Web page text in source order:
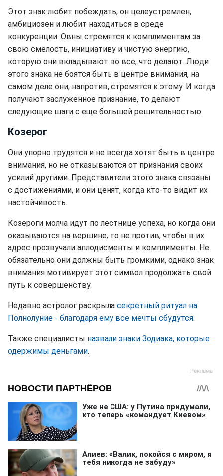
Этот знак любит побеждать, он целеустремлен,
амбициозен и любит находиться в среде
конкуренции. Овны стремятся к комплиментам за
свою смелость, инициативу и чистую энергию,
которую они вкладывают во все, что делают. Люди
этого знака не боятся быть в центре внимания, на
самом деле они, напротив, стремятся к этому. И когда
получают заслуженное признание, то делают
следующие шаги с еще большей решительностью.
Козерог
Они упорно трудятся и не всегда хотят быть в центре
внимания, но не отказываются от признания своих
усилий другими. Представители этого знака связаны
с достижениями, и они ценят, когда кто-то видит их
настойчивость.
Козероги молча идут по лестнице успеха, но когда они
оказываются на вершине, то не против, чтобы в их
адрес прозвучали аплодисменты и комплименты. Не
обязательно они должны быть громкими, однако знак
внимания мотивирует этот символ продолжать свой
путь к совершенству.
Недавно астролог раскрыла секретный ритуал на
Полнолуние - благодаря ему все мечты сбудутся.
Также специалисты назвали знаки Зодиака, которые
одержимы деньгами.